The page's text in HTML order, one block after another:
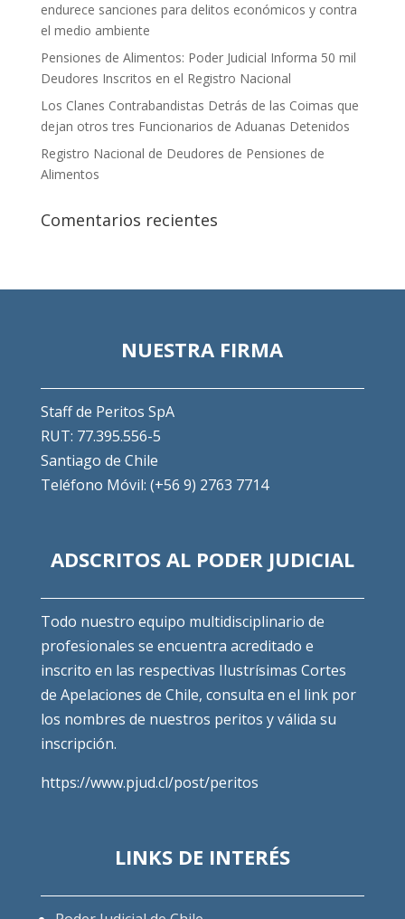
endurece sanciones para delitos económicos y contra
el medio ambiente
Pensiones de Alimentos: Poder Judicial Informa 50 mil
Deudores Inscritos en el Registro Nacional
Los Clanes Contrabandistas Detrás de las Coimas que
dejan otros tres Funcionarios de Aduanas Detenidos
Registro Nacional de Deudores de Pensiones de
Alimentos
Comentarios recientes
NUESTRA FIRMA
Staff de Peritos SpA
RUT: 77.395.556-5
Santiago de Chile
Teléfono Móvil: (+56 9) 2763 7714
ADSCRITOS AL PODER JUDICIAL
Todo nuestro equipo multidisciplinario de
profesionales se encuentra acreditado e
inscrito en las respectivas Ilustrísimas Cortes
de Apelaciones de Chile, consulta en el link por
los nombres de nuestros peritos y válida su
inscripción.
https://www.pjud.cl/post/peritos
LINKS DE INTERÉS